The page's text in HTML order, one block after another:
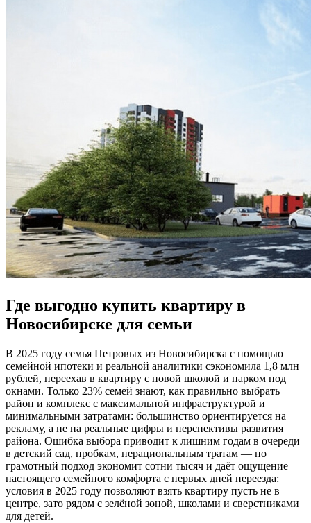
Где выгодно купить квартиру в
Новосибирске для семьи
В 2025 году семья Петровых из Новосибирска с помощью
семейной ипотеки и реальной аналитики сэкономила 1,8 млн
рублей, переехав в квартиру с новой школой и парком под
окнами. Только 23% семей знают, как правильно выбрать
район и комплекс с максимальной инфраструктурой и
минимальными затратами: большинство ориентируется на
рекламу, а не на реальные цифры и перспективы развития
района. Ошибка выбора приводит к лишним годам в очереди
в детский сад, пробкам, нерациональным тратам — но
грамотный подход экономит сотни тысяч и даёт ощущение
настоящего семейного комфорта с первых дней переезда:
условия в 2025 году позволяют взять квартиру пусть не в
центре, зато рядом с зелёной зоной, школами и сверстниками
для детей.